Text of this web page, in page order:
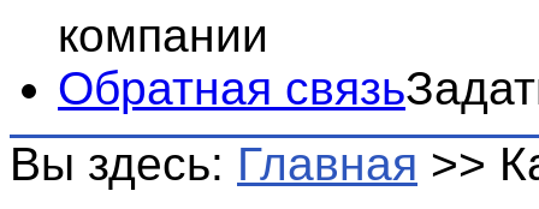
компании
Обратная связь
Вы здесь: Главная >>